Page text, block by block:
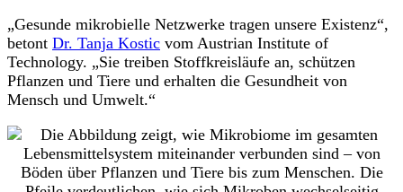
„Gesunde mikrobielle Netzwerke tragen unsere Existenz“,
betont Dr. Tanja Kostic vom Austrian Institute of
Technology. „Sie treiben Stoffkreisläufe an, schützen
Pflanzen und Tiere und erhalten die Gesundheit von
Mensch und Umwelt.“